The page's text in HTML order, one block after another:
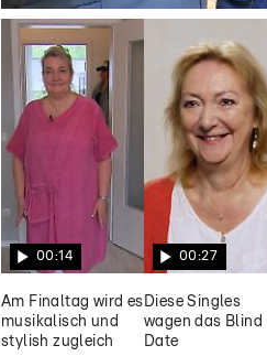
First Dates Hotel
Andreas und
großen Liebe
00:14
Am Finaltag wird es
musikalisch und
stylish zugleich
00:27
Diese Singles
wagen das Blind
Date